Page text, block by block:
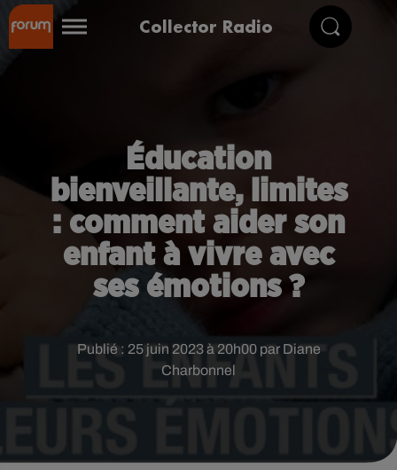
Collector Radio
Éducation
bienveillante, limites
: comment aider son
enfant à vivre avec
ses émotions ?
Publié : 25 juin 2023 à 20h00 par Diane
Charbonnel